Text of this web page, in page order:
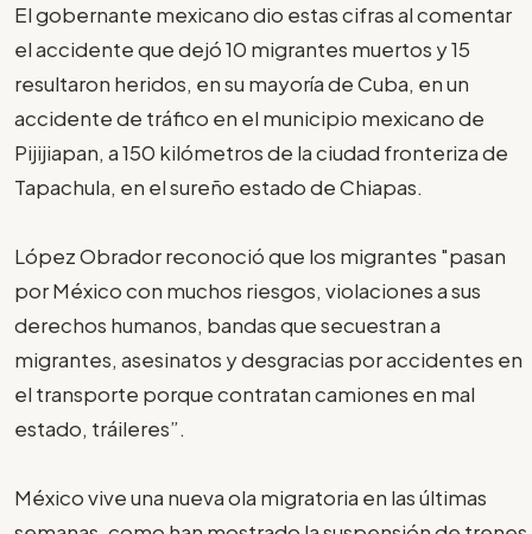
El gobernante mexicano dio estas cifras al comentar
el accidente que dejó 10 migrantes muertos y 15
resultaron heridos, en su mayoría de Cuba, en un
accidente de tráfico en el municipio mexicano de
Pijijiapan, a 150 kilómetros de la ciudad fronteriza de
Tapachula, en el sureño estado de Chiapas.
López Obrador reconoció que los migrantes "pasan
por México con muchos riesgos, violaciones a sus
derechos humanos, bandas que secuestran a
migrantes, asesinatos y desgracias por accidentes en
el transporte porque contratan camiones en mal
estado, tráileres”.
México vive una nueva ola migratoria en las últimas